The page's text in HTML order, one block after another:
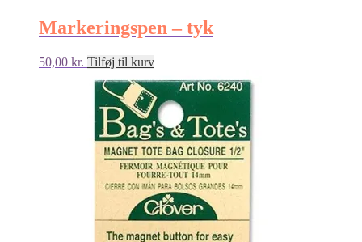
Markeringspen – tyk
50,00 kr. Tilføj til kurv